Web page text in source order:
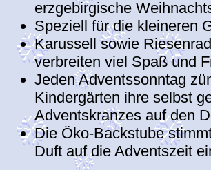
erzgebirgische
Speziell für die kleineren
Karussell sowie
verbreiten viel Spaß und
Jeden Adventssonntag
Kindergärten ihre selbst
Adventskranzes auf den
Die Öko-Backstube
Duft auf die Adventszeit